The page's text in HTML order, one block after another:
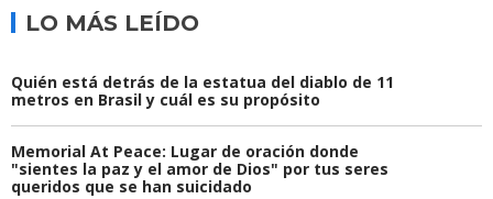
LO MÁS LEÍDO
Quién está detrás de la estatua del diablo de 11
metros en Brasil y cuál es su propósito
Memorial At Peace: Lugar de oración donde
"sientes la paz y el amor de Dios" por tus seres
queridos que se han suicidado